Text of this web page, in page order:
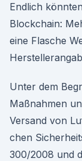
Endlich
Blockchain:
eine Flasche
Unter dem
Maßnahmen
Versand von
chen
300/2008 und